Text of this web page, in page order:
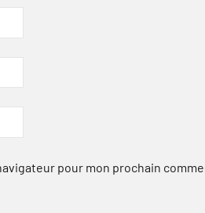
pour mon prochain